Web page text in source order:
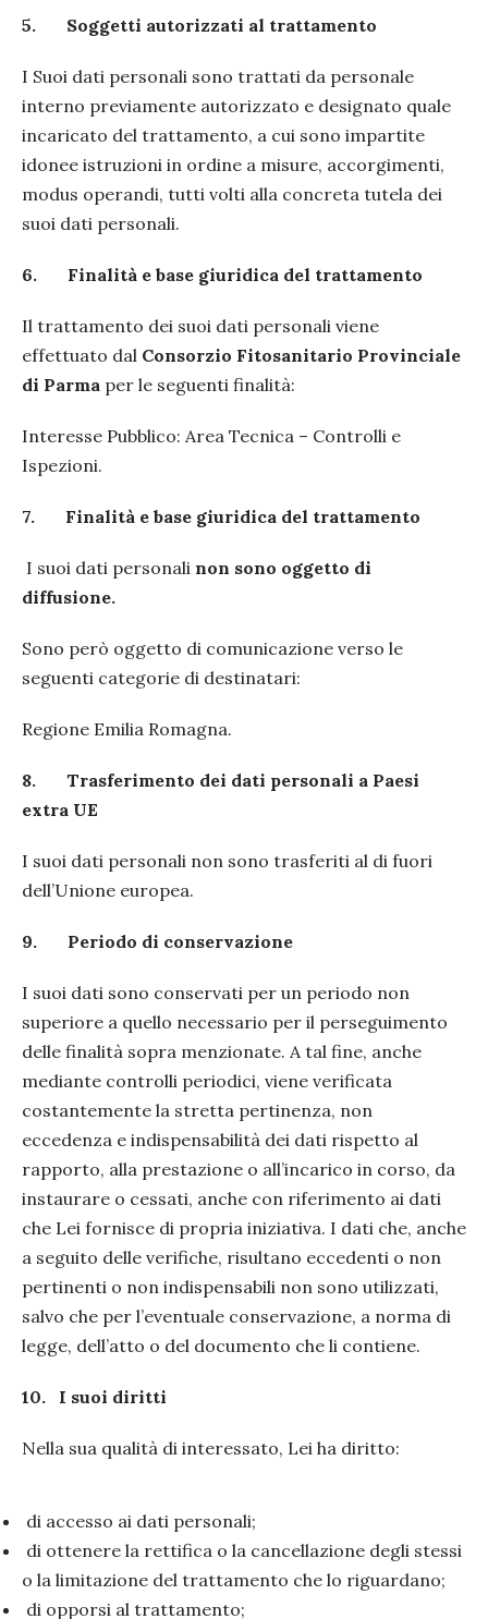
5. Soggetti autorizzati al trattamento
I Suoi dati personali sono trattati da personale
interno previamente autorizzato e designato quale
incaricato del trattamento, a cui sono impartite
idonee istruzioni in ordine a misure, accorgimenti,
modus operandi, tutti volti alla concreta tutela dei
suoi dati personali.
6. Finalità e base giuridica del trattamento
Il trattamento dei suoi dati personali viene
effettuato dal Consorzio Fitosanitario Provinciale
di Parma per le seguenti finalità:
Interesse Pubblico: Area Tecnica – Controlli e
Ispezioni.
7. Finalità e base giuridica del trattamento
I suoi dati personali non sono oggetto di
diffusione.
Sono però oggetto di comunicazione verso le
seguenti categorie di destinatari:
Regione Emilia Romagna.
8. Trasferimento dei dati personali a Paesi
extra UE
I suoi dati personali non sono trasferiti al di fuori
dell’Unione europea.
9. Periodo di conservazione
I suoi dati sono conservati per un periodo non
superiore a quello necessario per il perseguimento
delle finalità sopra menzionate. A tal fine, anche
mediante controlli periodici, viene verificata
costantemente la stretta pertinenza, non
eccedenza e indispensabilità dei dati rispetto al
rapporto, alla prestazione o all’incarico in corso, da
instaurare o cessati, anche con riferimento ai dati
che Lei fornisce di propria iniziativa. I dati che, anche
a seguito delle verifiche, risultano eccedenti o non
pertinenti o non indispensabili non sono utilizzati,
salvo che per l’eventuale conservazione, a norma di
legge, dell’atto o del documento che li contiene.
10. I suoi diritti
Nella sua qualità di interessato, Lei ha diritto:
di accesso ai dati personali;
di ottenere la rettifica o la cancellazione degli stessi
o la limitazione del trattamento che lo riguardano;
di opporsi al trattamento;